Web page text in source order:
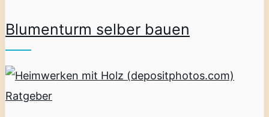
Blumenturm selber bauen
Ratgeber